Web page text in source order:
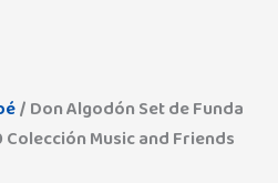
/ Don Algodón Set de Funda
Music and Friends